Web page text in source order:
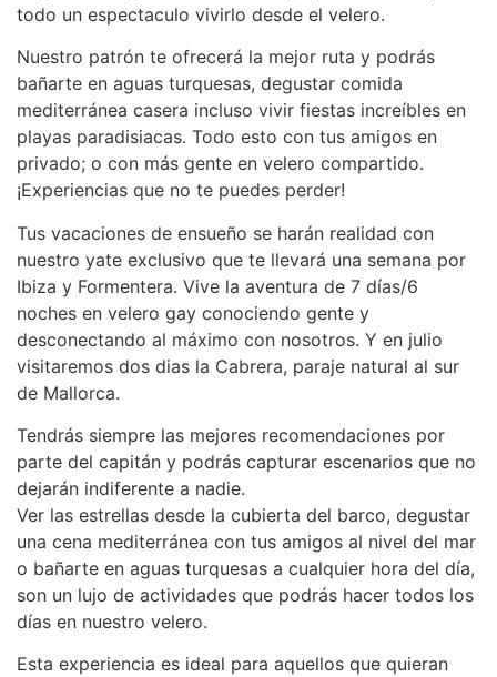
todo un espectaculo vivirlo desde el velero.
Nuestro patrón te ofrecerá la mejor ruta y podrás
bañarte en aguas turquesas, degustar comida
mediterránea casera incluso vivir fiestas increíbles en
playas paradisiacas. Todo esto con tus amigos en
privado; o con más gente en velero compartido.
¡Experiencias que no te puedes perder!
Tus vacaciones de ensueño se harán realidad con
nuestro yate exclusivo que te llevará una semana por
Ibiza y Formentera. Vive la aventura de 7 días/6
noches en velero gay conociendo gente y
desconectando al máximo con nosotros. Y en julio
visitaremos dos dias la Cabrera, paraje natural al sur
de Mallorca.
Tendrás siempre las mejores recomendaciones por
parte del capitán y podrás capturar escenarios que no
dejarán indiferente a nadie.
Ver las estrellas desde la cubierta del barco, degustar
una cena mediterránea con tus amigos al nivel del mar
o bañarte en aguas turquesas a cualquier hora del día,
son un lujo de actividades que podrás hacer todos los
días en nuestro velero.
Esta experiencia es ideal para aquellos que quieran